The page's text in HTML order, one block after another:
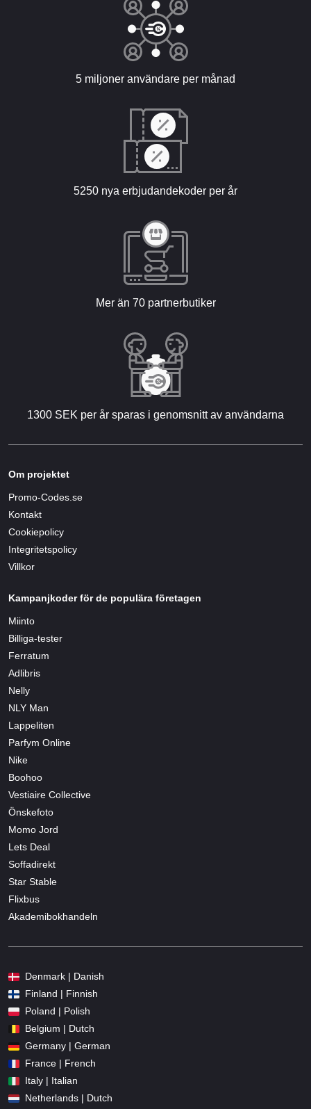
5 miljoner användare per månad
5250 nya erbjudandekoder per år
Mer än 70 partnerbutiker
1300 SEK per år sparas i genomsnitt av användarna
Om projektet
Promo-Codes.se
Kontakt
Cookiepolicy
Integritetspolicy
Villkor
Kampanjkoder för de populära företagen
Miinto
Billiga-tester
Ferratum
Adlibris
Nelly
NLY Man
Lappeliten
Parfym Online
Nike
Boohoo
Vestiaire Collective
Önskefoto
Momo Jord
Lets Deal
Soffadirekt
Star Stable
Flixbus
Akademibokhandeln
Denmark | Danish
Finland | Finnish
Poland | Polish
Belgium | Dutch
Germany | German
France | French
Italy | Italian
Netherlands | Dutch